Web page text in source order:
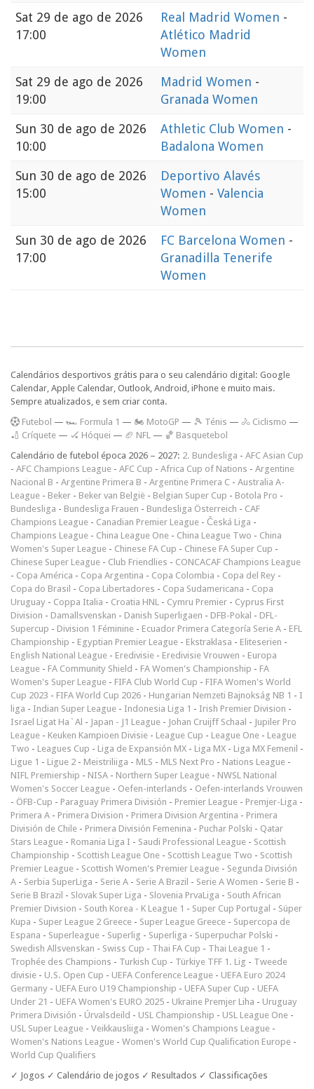
Sat 29 de ago de 2026
17:00
Real Madrid Women -
Atlético Madrid
Women
Sat 29 de ago de 2026
19:00
Madrid Women -
Granada Women
Sun 30 de ago de 2026
10:00
Athletic Club Women -
Badalona Women
Sun 30 de ago de 2026
15:00
Deportivo Alavés
Women - Valencia
Women
Sun 30 de ago de 2026
17:00
FC Barcelona Women -
Granadilla Tenerife
Women
Calendários desportivos grátis para o seu calendário digital: Google
Calendar, Apple Calendar, Outlook, Android, iPhone e muito mais.
Sempre atualizados, e sem criar conta.
Futebol — 🏎️ Formula 1 — 🏍 MotoGP — 🎾 Ténis — 🚴 Ciclismo —
🏏 Críquete — 🏑 Hóquei — 🏈 NFL — 🏀 Basquetebol
Calendário de futebol época 2026 – 2027: 2. Bundesliga - AFC Asian Cup
- AFC Champions League - AFC Cup - Africa Cup of Nations - Argentine
Nacional B - Argentine Primera B - Argentine Primera C - Australia A-
League - Beker - Beker van België - Belgian Super Cup - Botola Pro -
Bundesliga - Bundesliga Frauen - Bundesliga Österreich - CAF
Champions League - Canadian Premier League - Česká Liga -
Champions League - China League One - China League Two - China
Women's Super League - Chinese FA Cup - Chinese FA Super Cup -
Chinese Super League - Club Friendlies - CONCACAF Champions League
- Copa América - Copa Argentina - Copa Colombia - Copa del Rey -
Copa do Brasil - Copa Libertadores - Copa Sudamericana - Copa
Uruguay - Coppa Italia - Croatia HNL - Cymru Premier - Cyprus First
Division - Damallsvenskan - Danish Superligaen - DFB-Pokal - DFL-
Supercup - Division 1 Féminine - Ecuador Primera Categoría Serie A - EFL
Championship - Egyptian Premier League - Ekstraklasa - Eliteserien -
English National League - Eredivisie - Eredivisie Vrouwen - Europa
League - FA Community Shield - FA Women's Championship - FA
Women's Super League - FIFA Club World Cup - FIFA Women's World
Cup 2023 - FIFA World Cup 2026 - Hungarian Nemzeti Bajnokság NB 1 - I
liga - Indian Super League - Indonesia Liga 1 - Irish Premier Division -
Israel Ligat Ha`Al - Japan - J1 League - Johan Cruijff Schaal - Jupiler Pro
League - Keuken Kampioen Divisie - League Cup - League One - League
Two - Leagues Cup - Liga de Expansión MX - Liga MX - Liga MX Femenil -
Ligue 1 - Ligue 2 - Meistriliiga - MLS - MLS Next Pro - Nations League -
NIFL Premiership - NISA - Northern Super League - NWSL National
Women's Soccer League - Oefen-interlands - Oefen-interlands Vrouwen
- ÖFB-Cup - Paraguay Primera División - Premier League - Premjer-Liga -
Primera A - Primera Division - Primera Division Argentina - Primera
División de Chile - Primera División Femenina - Puchar Polski - Qatar
Stars League - Romania Liga I - Saudi Professional League - Scottish
Championship - Scottish League One - Scottish League Two - Scottish
Premier League - Scottish Women's Premier League - Segunda División
A - Serbia SuperLiga - Serie A - Serie A Brazil - Serie A Women - Serie B -
Serie B Brazil - Slovak Super Liga - Slovenia PrvaLiga - South African
Premier Division - South Korea - K League 1 - Super Cup Portugal - Süper
Kupa - Super League 2 Greece - Super League Greece - Supercopa de
Espana - Superleague - Superlig - Superliga - Superpuchar Polski -
Swedish Allsvenskan - Swiss Cup - Thai FA Cup - Thai League 1 -
Trophée des Champions - Turkish Cup - Türkiye TFF 1. Lig - Tweede
divisie - U.S. Open Cup - UEFA Conference League - UEFA Euro 2024
Germany - UEFA Euro U19 Championship - UEFA Super Cup - UEFA
Under 21 - UEFA Women's EURO 2025 - Ukraine Premjer Liha - Uruguay
Primera División - Úrvalsdeild - USL Championship - USL League One -
USL Super League - Veikkausliiga - Women's Champions League -
Women's Nations League - Women's World Cup Qualification Europe -
World Cup Qualifiers
✓ Jogos ✓ Calendário de jogos ✓ Resultados ✓ Classificações